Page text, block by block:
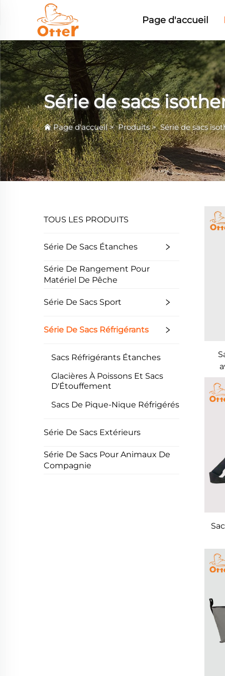
Page d'accueil
Série de sacs
Page d'accueil>Produits>Série de sacs
TOUS LES PRODUITS
Série De Sacs Étanches
Série De Rangement Pour
Matériel De Pêche
Série De Sacs Sport
Série De Sacs Réfrigérants
Sacs Réfrigérants Étanches
Glacières À Poissons Et Sacs
D'Étouffement
Sacs De Pique-Nique Réfrigérés
Série De Sacs Extérieurs
Série De Sacs Pour Animaux De
Compagnie